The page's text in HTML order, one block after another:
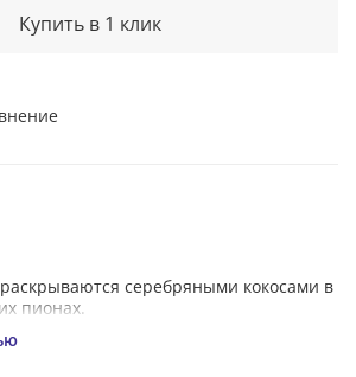
Купить в 1 клик
серебряными кокосами в
пионах.
зелеными георгинами в